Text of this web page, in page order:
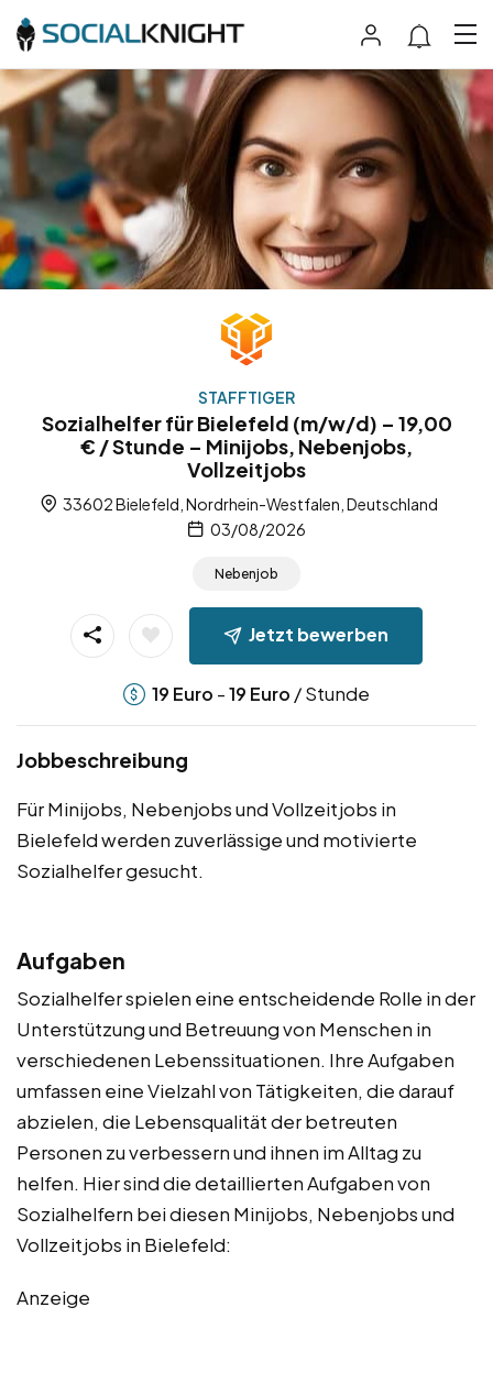
STAFFTIGER
Sozialhelfer für Bielefeld (m/w/d) – 19,00
€ / Stunde – Minijobs, Nebenjobs,
Vollzeitjobs
33602 Bielefeld, Nordrhein-Westfalen, Deutschland
03/08/2026
Nebenjob
Jetzt bewerben
19 Euro -19 Euro / Stunde
Jobbeschreibung
Für Minijobs, Nebenjobs und Vollzeitjobs in
Bielefeld werden zuverlässige und motivierte
Sozialhelfer gesucht.
Aufgaben
Sozialhelfer spielen eine entscheidende Rolle in der
Unterstützung und Betreuung von Menschen in
verschiedenen Lebenssituationen. Ihre Aufgaben
umfassen eine Vielzahl von Tätigkeiten, die darauf
abzielen, die Lebensqualität der betreuten
Personen zu verbessern und ihnen im Alltag zu
helfen. Hier sind die detaillierten Aufgaben von
Sozialhelfern bei diesen Minijobs, Nebenjobs und
Vollzeitjobs in Bielefeld:
Anzeige